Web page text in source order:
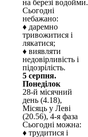
на березі водойми.
Сьогодні
небажано:
♦ даремно
тривожитися і
лякатися;
♦ виявляти
недовірливість і
підозрілість.
5 серпня.
Понеділок
28-й місячний
день (4.18),
Місяць у Леві
(20.56), 4-я фаза
Сьогодні можна:
♦ трудитися і